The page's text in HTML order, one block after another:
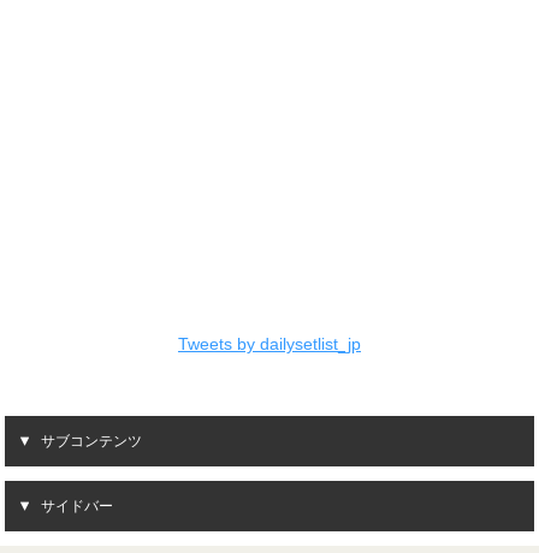
Tweets by dailysetlist_jp
サブコンテンツ
サイドバー